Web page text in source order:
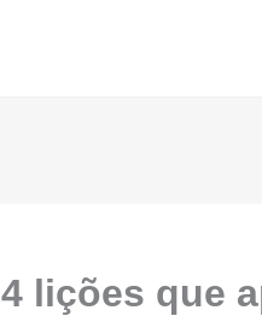
4 lições que